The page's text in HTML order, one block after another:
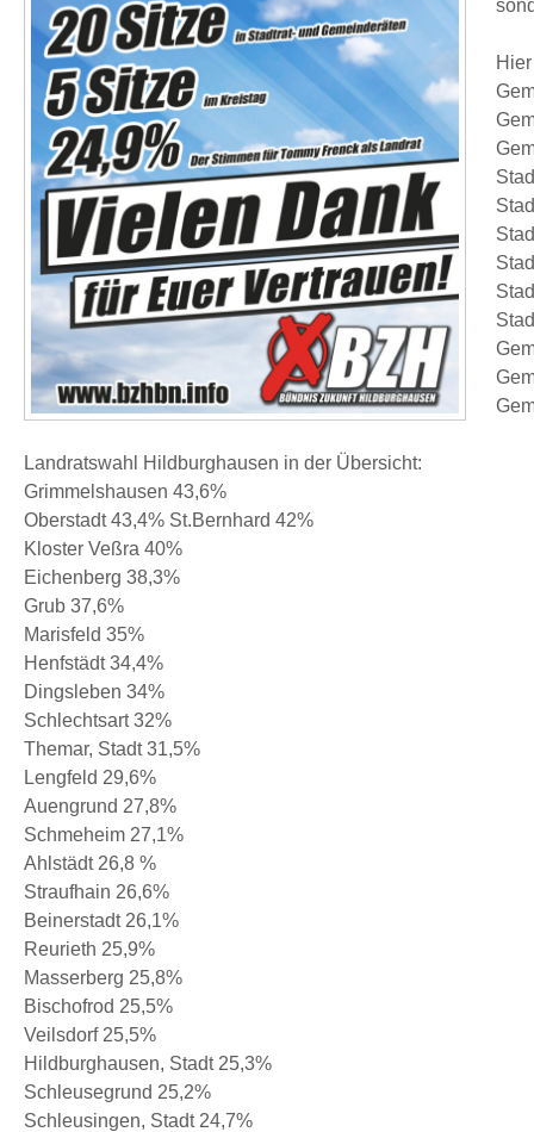
Landratswahl Hildburghausen in der Übersicht:
Grimmelshausen 43,6%
Oberstadt 43,4% St.Bernhard 42%
Kloster Veßra 40%
Eichenberg 38,3%
Grub 37,6%
Marisfeld 35%
Henfstädt 34,4%
Dingsleben 34%
Schlechtsart 32%
Themar, Stadt 31,5%
Lengfeld 29,6%
Auengrund 27,8%
Schmeheim 27,1%
Ahlstädt 26,8 %
Straufhain 26,6%
Beinerstadt 26,1%
Reurieth 25,9%
Masserberg 25,8%
Bischofrod 25,5%
Veilsdorf 25,5%
Hildburghausen, Stadt 25,3%
Schleusegrund 25,2%
Schleusingen, Stadt 24,7%